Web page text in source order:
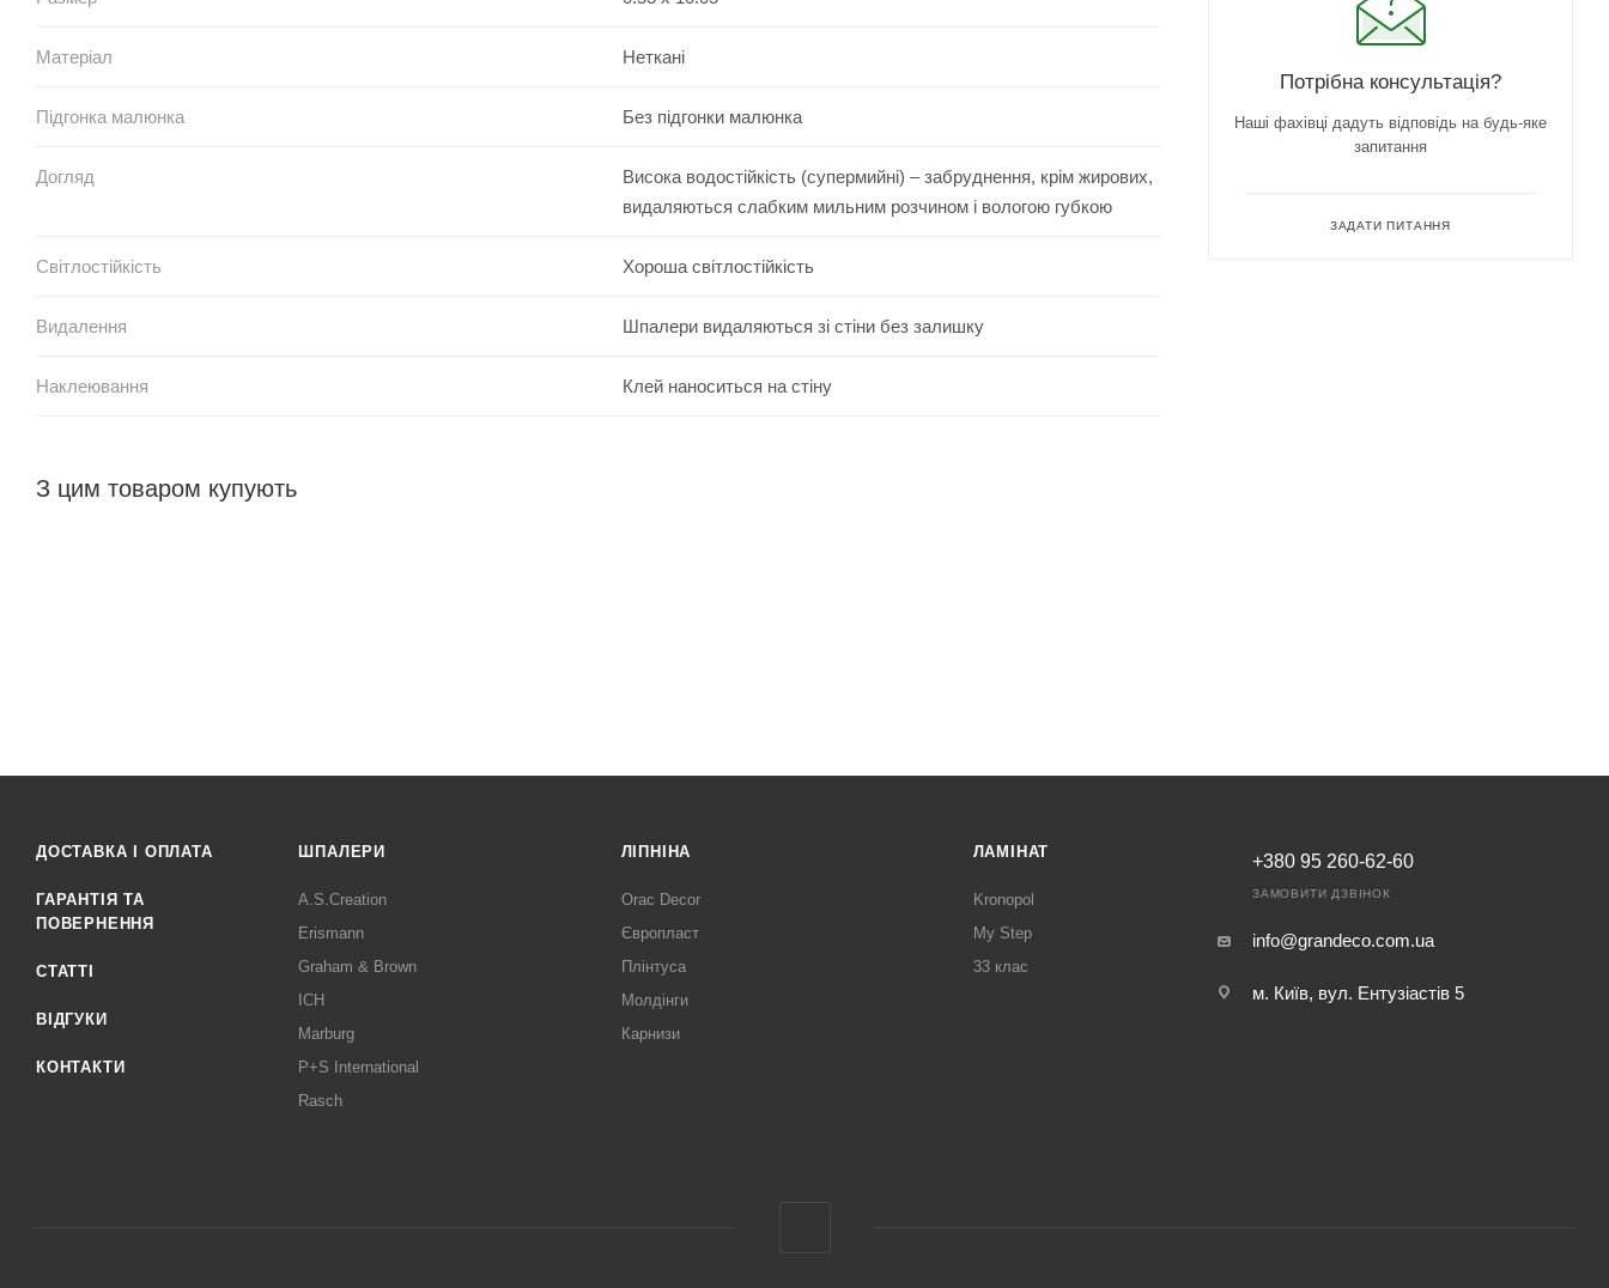
Матеріал Неткані
Підгонка малюнка Без підгонки малюнка
Догляд
Висока водостійкість (супермийні) – забруднення, крім жирових,
видаляються слабким мильним розчином і вологою губкою
Світлостійкість Хороша світлостійкість
Видалення Шпалери видаляються зі стіни без залишку
Наклеювання Клей наноситься на стіну
З цим товаром купують
Потрібна консультація?
Наші фахівці дадуть відповідь на будь-яке
запитання
ЗАДАТИ ПИТАННЯ
ДОСТАВКА І ОПЛАТА
ГАРАНТІЯ ТА
ПОВЕРНЕННЯ
СТАТТІ
ВІДГУКИ
КОНТАКТИ
ШПАЛЕРИ
A.S.Creation
Erismann
Graham & Brown
ICH
Marburg
P+S International
Rasch
ЛІПНІНА
Orac Decor
Європласт
Плінтуса
Молдінги
Карнизи
ЛАМІНАТ
Kronopol
My Step
33 клас
+380 95 260-62-60
ЗАМОВИТИ ДЗВІНОК
info@grandeco.com.ua
м. Київ, вул. Ентузіастів 5